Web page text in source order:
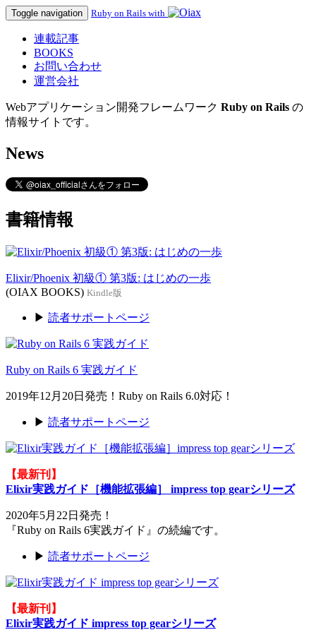
Toggle navigation Ruby on Rails with
連載記事
BOOKS
お問い合わせ
運営会社
Webアプリケーション開発フレームワーク Ruby on Rails の
情報サイトです。
News
書籍情報
Elixir/Phoenix 初級① 第3版: はじめの一歩
(OIAX BOOKS) Kindle版
▶ 読者サポートページ
Ruby on Rails 6 実践ガイド
2019年12月20日発売！Ruby on Rails 6.0対応！
▶ 読者サポートページ
【最新刊】
Elixir実践ガイド［機能拡張編］ impress top gearシリーズ
2020年5月22日発売！
『Ruby on Rails 6実践ガイド』の続編です。
▶ 読者サポートページ
【最新刊】
Elixir実践ガイド impress top gearシリーズ